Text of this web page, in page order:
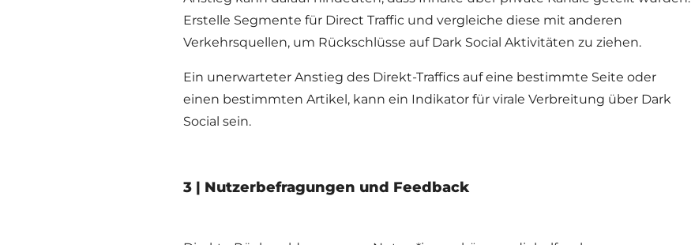
Erstelle Segmente für Direct Traffic und vergleiche diese mit anderen
Verkehrsquellen, um Rückschlüsse auf Dark Social Aktivitäten zu ziehen.
Ein unerwarteter Anstieg des Direkt-Traffics auf eine bestimmte Seite oder
einen bestimmten Artikel, kann ein Indikator für virale Verbreitung über Dark
Social sein.
3 | Nutzerbefragungen und Feedback